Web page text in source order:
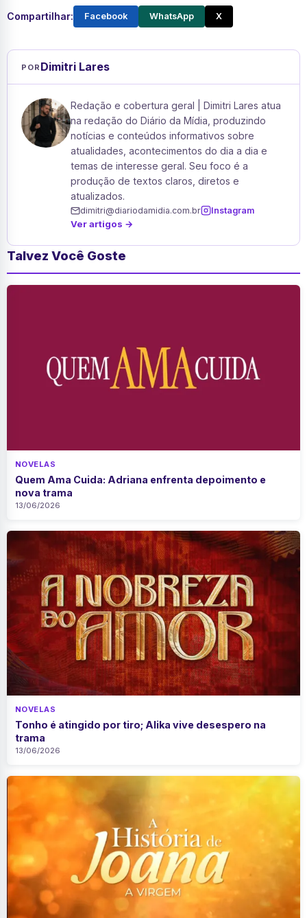
Compartilhar: Facebook WhatsApp X
POR Dimitri Lares
Redação e cobertura geral | Dimitri Lares atua
na redação do Diário da Mídia, produzindo
notícias e conteúdos informativos sobre
atualidades, acontecimentos do dia a dia e
temas de interesse geral. Seu foco é a
produção de textos claros, diretos e
atualizados.
dimitri@diariodamidia.com.br Instagram
Ver artigos →
Talvez Você Goste
NOVELAS
Quem Ama Cuida: Adriana enfrenta depoimento e
nova trama
13/06/2026
NOVELAS
Tonho é atingido por tiro; Alika vive desespero na
trama
13/06/2026